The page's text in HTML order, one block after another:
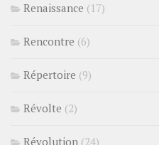
Renaissance (17)
Rencontre (6)
Répertoire (9)
Révolte (2)
Révolution (24)